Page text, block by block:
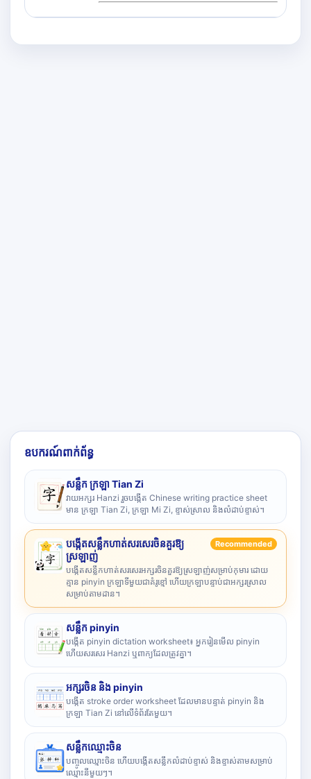
ឧបករណ៍ពាក់ព័ន្ធ
សន្លឹក ក្រឡា Tian Zi
វាយអក្សរ Hanzi រួចបង្កើត Chinese writing practice sheet
មាន ក្រឡា Tian Zi, ក្រឡា Mi Zi, ខ្ទាស់ស្រាល និងលំដាប់ខ្ទាស់។
បង្កើតសន្លឹកហាត់សរសេរចិនគួរឱ្យ
ស្រឡាញ់
Recommended
បង្កើតសន្លឹកហាត់សរសេរអក្សរចិនគួរឱ្យស្រឡាញ់សម្រាប់កុមារ ដោយ
គ្មាន pinyin ក្រឡាទីមួយជាគំរូខ្មៅ ហើយក្រឡាបន្ទាប់ជាអក្សរស្រាល
សម្រាប់តាមដាន។
សន្លឹក pinyin
បង្កើត pinyin dictation worksheet៖ អ្នករៀនមើល pinyin
ហើយសរសេរ Hanzi ឬពាក្យដែលត្រូវគ្នា។
អក្សរចិន និង pinyin
បង្កើត stroke order worksheet ដែលមានបន្ទាត់ pinyin និង
ក្រឡា Tian Zi នៅលើទំព័រតែមួយ។
សន្លឹកឈ្មោះចិន
បញ្ចូលឈ្មោះចិន ហើយបង្កើតសន្លឹកលំដាប់ខ្ទាស់ និងខ្ទាស់តាមសម្រាប់
ឈ្មោះនីមួយៗ។